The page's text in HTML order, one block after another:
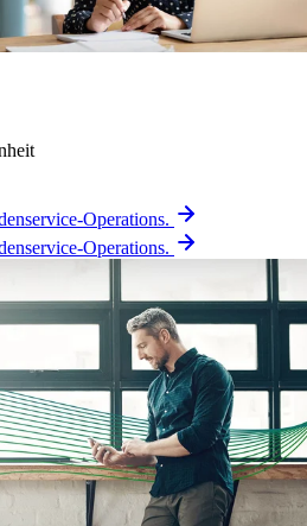
Operations.
Operations.